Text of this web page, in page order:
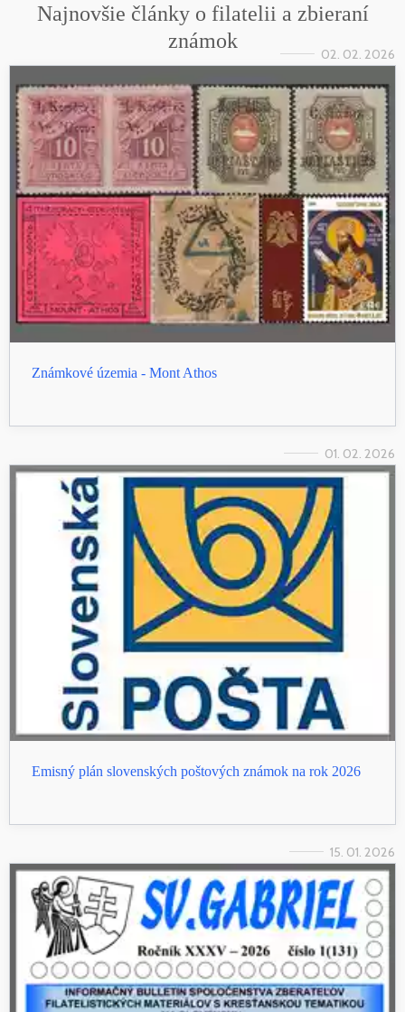
Najnovšie články o filatelii a zbieraní
známok
02. 02. 2026
Známkové územia - Mont Athos
01. 02. 2026
Emisný plán slovenských poštových známok na rok 2026
15. 01. 2026